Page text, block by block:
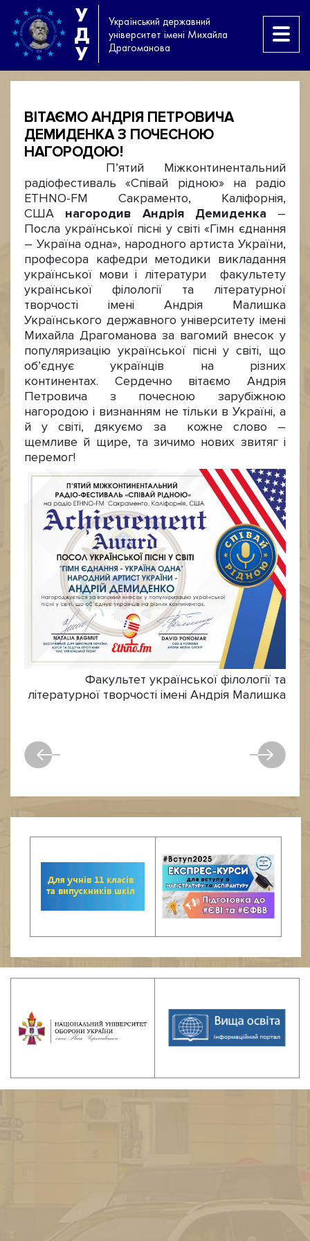
У
Д
У
Український державний
університет імені Михайла
Драгоманова
ВІТАЄМО АНДРІЯ ПЕТРОВИЧА
ДЕМИДЕНКА З ПОЧЕСНОЮ
НАГОРОДОЮ!
П’ятий Міжконтинентальний
радіофестиваль «Співай рідною» на радіо
ETHNO-FM Сакраменто, Каліфорнія,
США нагородив Андрія Демиденка –
Посла української пісні у світі «Гімн єднання
– Україна одна», народного артиста України,
професора кафедри методики викладання
української мови і літератури факультету
української філології та літературної
творчості імені Андрія Малишка
Українського державного університету імені
Михайла Драгоманова за вагомий внесок у
популяризацію української пісні у світі, що
об’єднує українців на різних
континентах. Сердечно вітаємо Андрія
Петровича з почесною зарубіжною
нагородою і визнанням не тільки в Україні, а
й у світі, дякуємо за кожне слово –
щемливе й щире, та зичимо нових звитяг і
перемог!
Факультет української філології та
літературної творчості імені Андрія Малишка